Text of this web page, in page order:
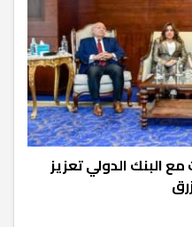
البنك الدولي تعزيز